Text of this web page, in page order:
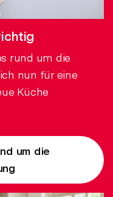
rund um die
nun für eine
Küche
um die